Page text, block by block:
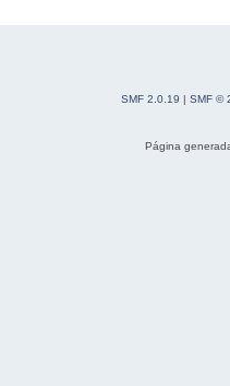
SMF 2.0.19 | SMF ©
Página